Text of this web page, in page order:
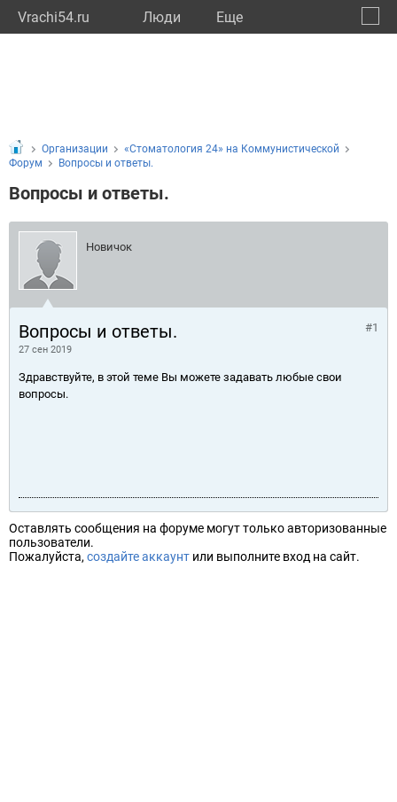
Vrachi54.ru Люди Eще
Организации
«Стоматология 24» на Коммунистической
Форум
Вопросы и ответы.
Вопросы и ответы.
Новичок
Вопросы и ответы.
27 сен 2019
#1
Здравствуйте, в этой теме Вы можете задавать любые свои
вопросы.
Оставлять сообщения на форуме могут только авторизованные
пользователи.
Пожалуйста, создайте аккаунт или выполните вход на сайт.